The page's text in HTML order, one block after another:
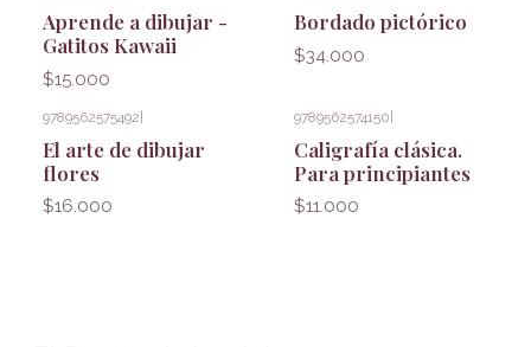
Aprende a dibujar -
Gatitos Kawaii
$15.000
Bordado pictórico
$34.000
9789562575492|
El arte de dibujar
flores
$16.000
9789562574150|
Caligrafía clásica.
Para principiantes
$11.000